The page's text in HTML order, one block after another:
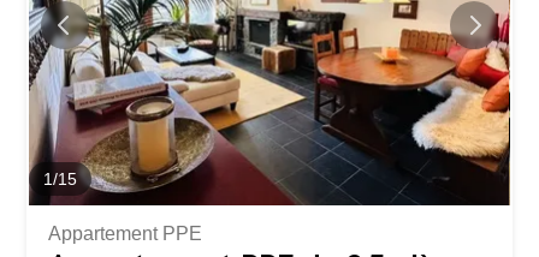
1/15
Appartement PPE